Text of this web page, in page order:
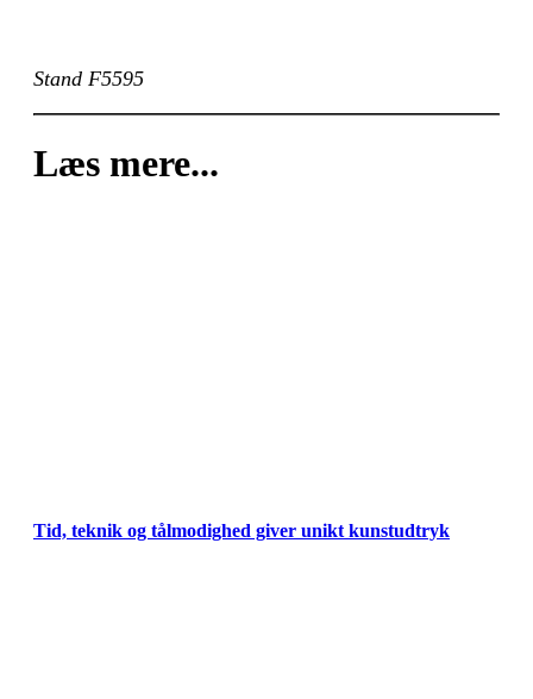
Stand F5595
Læs mere...
Tid, teknik og tålmodighed giver unikt kunstudtryk